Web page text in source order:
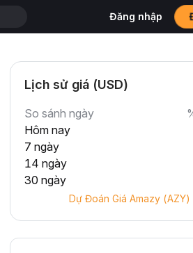
Đăng nhập
Lịch sử giá (USD)
So sánh ngày
Hôm nay
7 ngày
14 ngày
30 ngày
Dự Đoán Giá Amazy (AZY)